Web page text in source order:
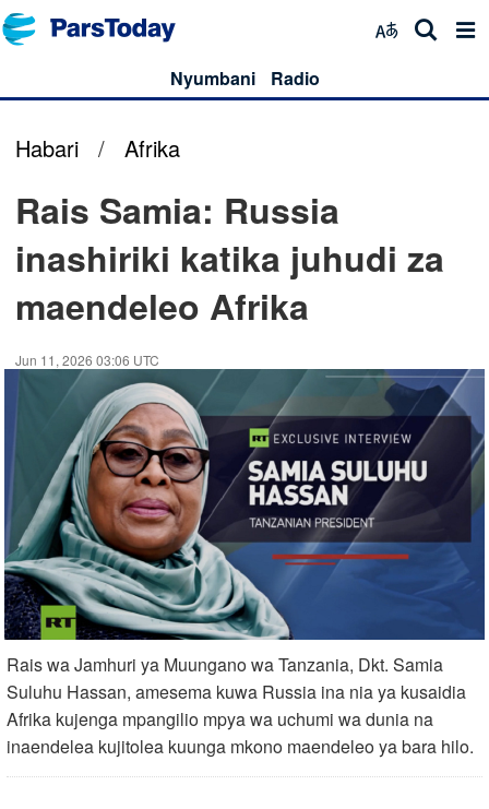
Nyumbani Radio
Habari / Afrika
Rais Samia: Russia
inashiriki katika juhudi za
maendeleo Afrika
Jun 11, 2026 03:06 UTC
Rais wa Jamhuri ya Muungano wa Tanzania, Dkt. Samia
Suluhu Hassan, amesema kuwa Russia ina nia ya kusaidia
Afrika kujenga mpangilio mpya wa uchumi wa dunia na
inaendelea kujitolea kuunga mkono maendeleo ya bara hilo.